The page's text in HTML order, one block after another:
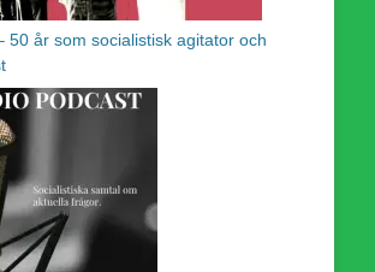
50 år som socialistisk agitator och